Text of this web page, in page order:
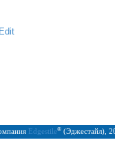
Edgestile®(Эджестайл),